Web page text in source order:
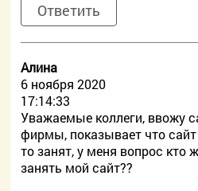
Ответить
Алина
6 ноября 2020
17:14:33
Уважаемые коллеги, ввожу
фирмы, показывает что
то занят, у меня вопрос кто
занять мой сайт??